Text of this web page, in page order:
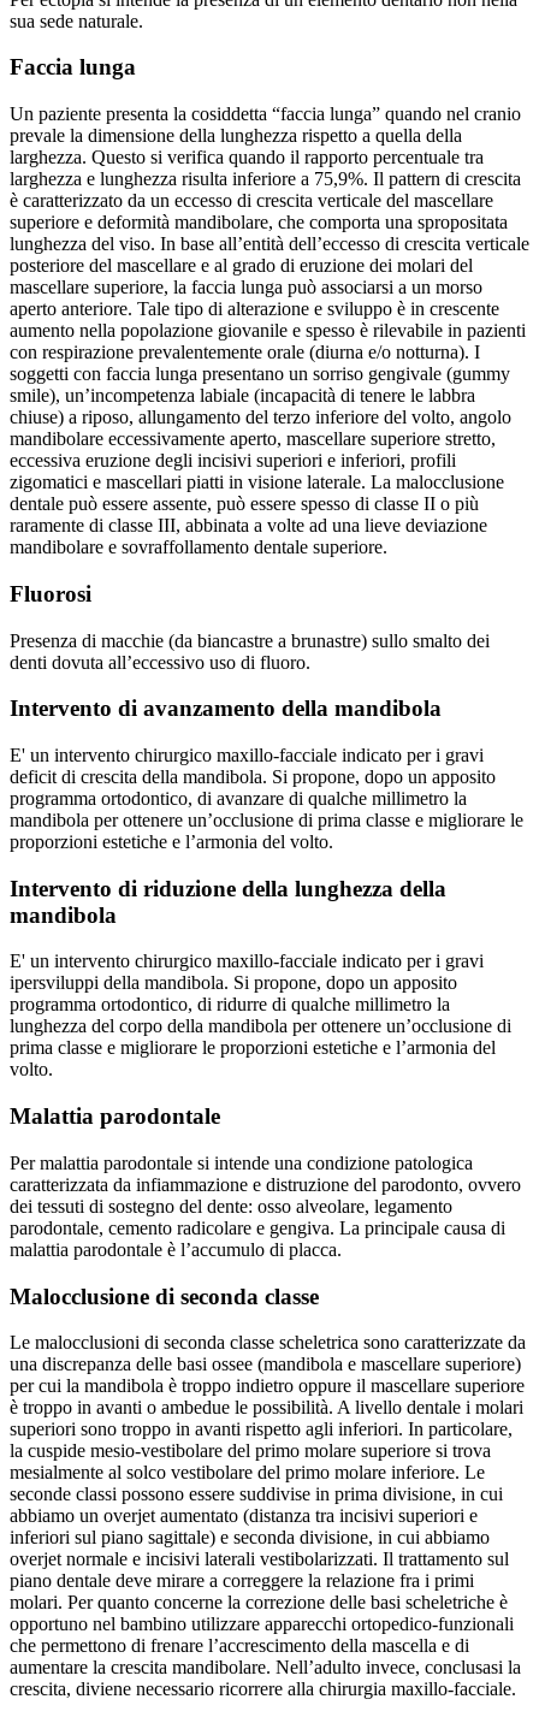
sua sede naturale.
Faccia lunga
Un paziente presenta la cosiddetta “faccia lunga” quando nel cranio
prevale la dimensione della lunghezza rispetto a quella della
larghezza. Questo si verifica quando il rapporto percentuale tra
larghezza e lunghezza risulta inferiore a 75,9%. Il pattern di crescita
è caratterizzato da un eccesso di crescita verticale del mascellare
superiore e deformità mandibolare, che comporta una spropositata
lunghezza del viso. In base all’entità dell’eccesso di crescita verticale
posteriore del mascellare e al grado di eruzione dei molari del
mascellare superiore, la faccia lunga può associarsi a un morso
aperto anteriore. Tale tipo di alterazione e sviluppo è in crescente
aumento nella popolazione giovanile e spesso è rilevabile in pazienti
con respirazione prevalentemente orale (diurna e/o notturna). I
soggetti con faccia lunga presentano un sorriso gengivale (gummy
smile), un’incompetenza labiale (incapacità di tenere le labbra
chiuse) a riposo, allungamento del terzo inferiore del volto, angolo
mandibolare eccessivamente aperto, mascellare superiore stretto,
eccessiva eruzione degli incisivi superiori e inferiori, profili
zigomatici e mascellari piatti in visione laterale. La malocclusione
dentale può essere assente, può essere spesso di classe II o più
raramente di classe III, abbinata a volte ad una lieve deviazione
mandibolare e sovraffollamento dentale superiore.
Fluorosi
Presenza di macchie (da biancastre a brunastre) sullo smalto dei
denti dovuta all’eccessivo uso di fluoro.
Intervento di avanzamento della mandibola
E' un intervento chirurgico maxillo-facciale indicato per i gravi
deficit di crescita della mandibola. Si propone, dopo un apposito
programma ortodontico, di avanzare di qualche millimetro la
mandibola per ottenere un’occlusione di prima classe e migliorare le
proporzioni estetiche e l’armonia del volto.
Intervento di riduzione della lunghezza della
mandibola
E' un intervento chirurgico maxillo-facciale indicato per i gravi
ipersviluppi della mandibola. Si propone, dopo un apposito
programma ortodontico, di ridurre di qualche millimetro la
lunghezza del corpo della mandibola per ottenere un’occlusione di
prima classe e migliorare le proporzioni estetiche e l’armonia del
volto.
Malattia parodontale
Per malattia parodontale si intende una condizione patologica
caratterizzata da infiammazione e distruzione del parodonto, ovvero
dei tessuti di sostegno del dente: osso alveolare, legamento
parodontale, cemento radicolare e gengiva. La principale causa di
malattia parodontale è l’accumulo di placca.
Malocclusione di seconda classe
Le malocclusioni di seconda classe scheletrica sono caratterizzate da
una discrepanza delle basi ossee (mandibola e mascellare superiore)
per cui la mandibola è troppo indietro oppure il mascellare superiore
è troppo in avanti o ambedue le possibilità. A livello dentale i molari
superiori sono troppo in avanti rispetto agli inferiori. In particolare,
la cuspide mesio-vestibolare del primo molare superiore si trova
mesialmente al solco vestibolare del primo molare inferiore. Le
seconde classi possono essere suddivise in prima divisione, in cui
abbiamo un overjet aumentato (distanza tra incisivi superiori e
inferiori sul piano sagittale) e seconda divisione, in cui abbiamo
overjet normale e incisivi laterali vestibolarizzati. Il trattamento sul
piano dentale deve mirare a correggere la relazione fra i primi
molari. Per quanto concerne la correzione delle basi scheletriche è
opportuno nel bambino utilizzare apparecchi ortopedico-funzionali
che permettono di frenare l’accrescimento della mascella e di
aumentare la crescita mandibolare. Nell’adulto invece, conclusasi la
crescita, diviene necessario ricorrere alla chirurgia maxillo-facciale.